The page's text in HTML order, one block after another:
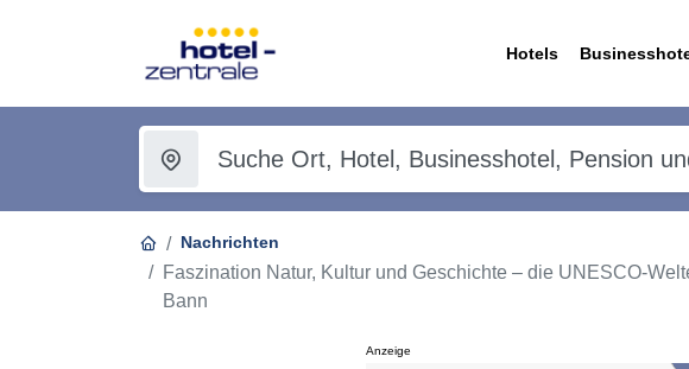
Hotels
Nachrichten
Faszination Natur, Kultur und Geschichte – die UNESCO-
Bann
Anzeige